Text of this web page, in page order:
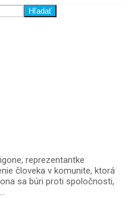
Hľadať
reprezentantke
človeka v komunite, ktorá
sa búri proti spoločnosti,